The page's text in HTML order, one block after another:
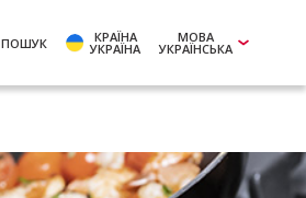
ПОШУК КРАЇНА
УКРАЇНА
МОВА
УКРАЇНСЬКА